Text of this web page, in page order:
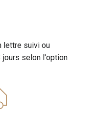
lettre suivi ou
jours selon l'option